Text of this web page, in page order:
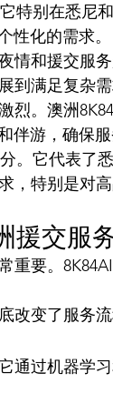
特别在悉尼
性化的需求。
情和援交服
到满足复杂
烈。澳洲
伴游，确保服
。它代表了
，特别是对
援交服
重要。
改变了服务流
通过机器学